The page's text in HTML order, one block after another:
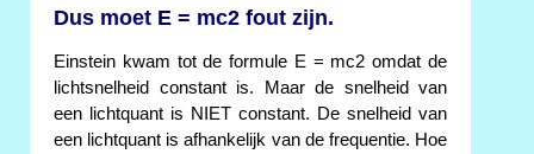
Dus moet E = mc2 fout zijn.
Einstein kwam tot de formule E = mc2 omdat de
lichtsnelheid constant is. Maar de snelheid van
een lichtquant is NIET constant. De snelheid van
een lichtquant is afhankelijk van de frequentie. Hoe